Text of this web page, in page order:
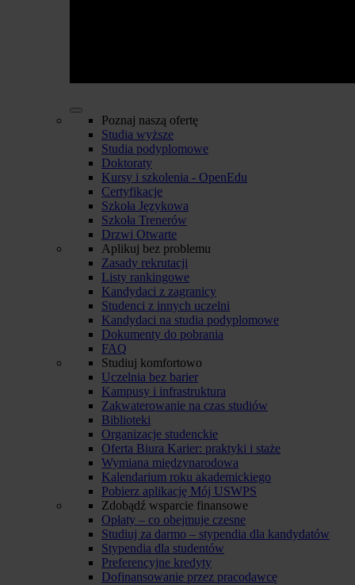
Poznaj naszą ofertę
Studia wyższe
Studia podyplomowe
Doktoraty
Kursy i szkolenia - OpenEdu
Certyfikacje
Szkoła Językowa
Szkoła Trenerów
Drzwi Otwarte
Aplikuj bez problemu
Zasady rekrutacji
Listy rankingowe
Kandydaci z zagranicy
Studenci z innych uczelni
Kandydaci na studia podyplomowe
Dokumenty do pobrania
FAQ
Studiuj komfortowo
Uczelnia bez barier
Kampusy i infrastruktura
Zakwaterowanie na czas studiów
Biblioteki
Organizacje studenckie
Oferta Biura Karier: praktyki i staże
Wymiana międzynarodowa
Kalendarium roku akademickiego
Pobierz aplikację Mój USWPS
Zdobądź wsparcie finansowe
Opłaty – co obejmuje czesne
Studiuj za darmo – stypendia dla kandydatów
Stypendia dla studentów
Preferencyjne kredyty
Dofinansowanie przez pracodawcę